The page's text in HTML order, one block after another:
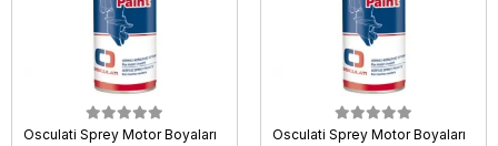
Osculati Sprey Motor Boyaları Osculati Sprey Motor Boyaları